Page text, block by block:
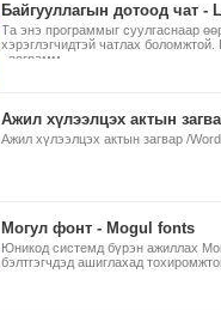
Байгууллагын дотоод чат -
Та энэ программыг суулгаснаар
хэрэглэгчидтэй чатлах
программ.
Ажил хүлээлцэх актын
Ажил хүлээлцэх актын загвар /
Могул фонт - Mogul fonts
Юникод системд бүрэн ажиллах
бэлтгэгчдэд ашиглахад